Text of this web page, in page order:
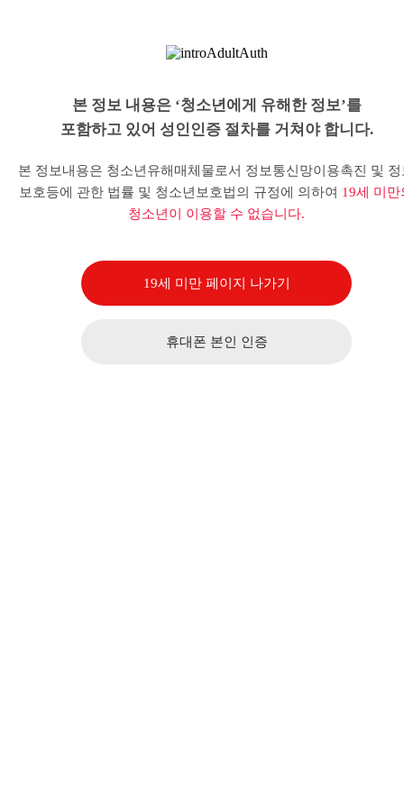
본 정보 내용은 ‘청소년에게 유해한 정보’를
포함하고 있어 성인인증 절차를 거쳐야 합니다.
본 정보내용은 청소년유해매체물로서 정보통신망이용촉진 및 정
보호등에 관한 법률 및 청소년보호법의 규정에 의하여 19세 미만
청소년이 이용할 수 없습니다.
19세 미만 페이지 나가기
휴대폰 본인 인증